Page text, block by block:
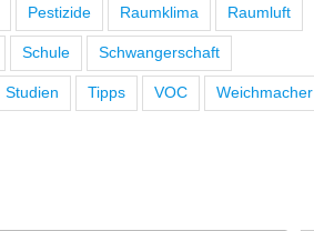
Pestizide Raumklima Raumluft
Schule Schwangerschaft
Studien Tipps VOC Weichmacher